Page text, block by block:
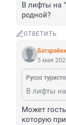
В лифты на "
родной?
ОТВЕТИТЬ
5 мая
Руссо
Может
которую